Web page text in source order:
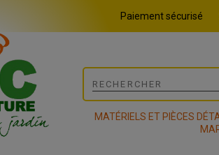
Paiement sécurisé
MATÉRIELS ET PIÈCES